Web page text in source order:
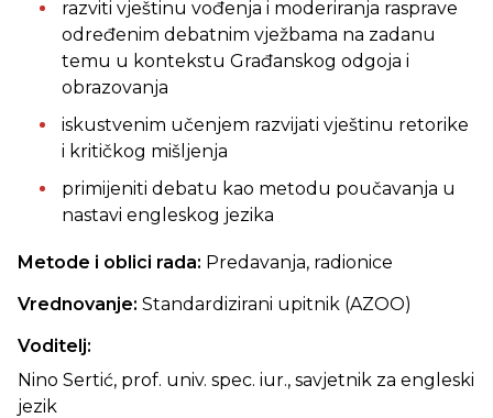
razviti vještinu vođenja i moderiranja rasprave
određenim debatnim vježbama na zadanu
temu u kontekstu Građanskog odgoja i
obrazovanja
iskustvenim učenjem razvijati vještinu retorike
i kritičkog mišljenja
primijeniti debatu kao metodu poučavanja u
nastavi engleskog jezika
Metode i oblici rada: Predavanja, radionice
Vrednovanje: Standardizirani upitnik (AZOO)
Voditelj:
Nino Sertić, prof. univ. spec. iur., savjetnik za engleski
jezik